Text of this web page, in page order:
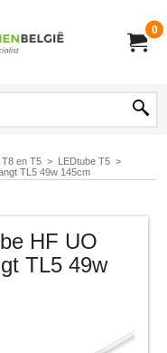
0
en T5 > LEDtube T5 >
TL5 49w 145cm
HF UO
TL5 49w